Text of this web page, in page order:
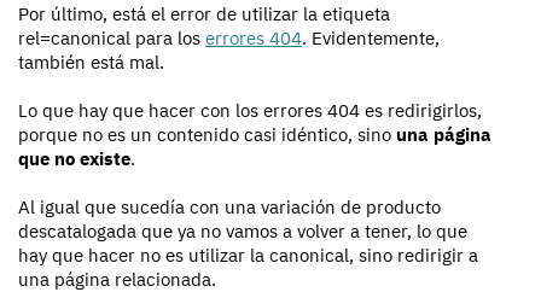
Por último, está el error de utilizar la etiqueta
rel=canonical para los errores 404. Evidentemente,
también está mal.
Lo que hay que hacer con los errores 404 es redirigirlos,
porque no es un contenido casi idéntico, sino una página
que no existe.
Al igual que sucedía con una variación de producto
descatalogada que ya no vamos a volver a tener, lo que
hay que hacer no es utilizar la canonical, sino redirigir a
una página relacionada.